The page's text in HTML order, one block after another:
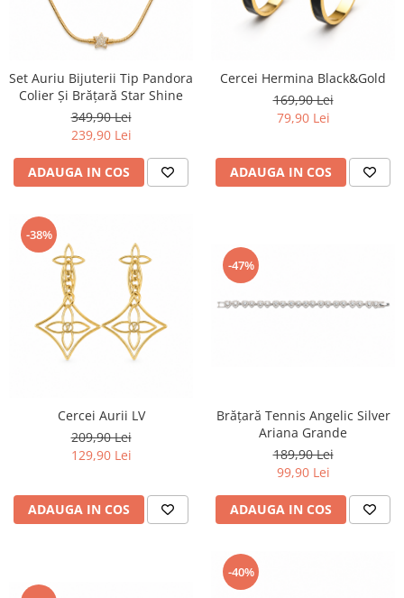
Set Auriu Bijuterii Tip Pandora
Colier Și Brățară Star Shine
349,90 Lei
239,90 Lei
ADAUGA IN COS
Cercei Hermina Black&Gold
169,90 Lei
79,90 Lei
ADAUGA IN COS
-38%
Cercei Aurii LV
209,90 Lei
129,90 Lei
ADAUGA IN COS
-47%
Brățară Tennis Angelic Silver
Ariana Grande
189,90 Lei
99,90 Lei
ADAUGA IN COS
-40%